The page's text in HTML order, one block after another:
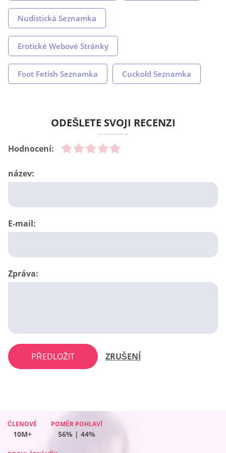
Nudistická Seznamka
Erotické Webové Stránky
Foot Fetish Seznamka Cuckold Seznamka
ODEŠLETE SVOJI RECENZI
Hodnocení:
název:
E-mail:
Zpráva:
PŘEDLOŽIT ZRUŠENÍ
ČLENOVÉ POMĚR POHLAVÍ
47% | 53%
ČLENOVÉ
10M+
POMĚR POHLAVÍ
56% | 44%
ČLENOVÉ
10M+
POMĚR POHLAVÍ
42% | 58%
ČLENOVÉ
10M+
POMĚR POHLAVÍ
38% | 62%